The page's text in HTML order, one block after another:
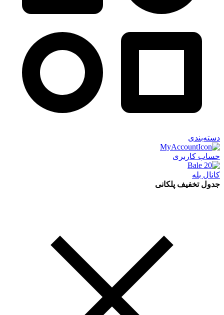
دسته‌بندی
حساب کاربری
کانال بله
جدول تخفیف پلکانی